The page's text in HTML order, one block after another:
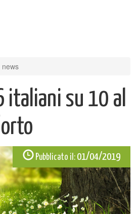
news
italiani su 10 al
Pubblicato il: 01/04/2019